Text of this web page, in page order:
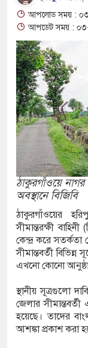
টেকসই
হত্যা মামলার তিন
পাটের দরপতন
নিয়ে অস্থিতিশীলতা
ভাগাভাগি নিয়ে
অভিযানের সময়
কমিটি গঠন
৪ শিশুর মৃত্যু, নতুন
পুলিশিং সভা
কেজি গাঁজাসহ মাদক
আপলোড সময় :
আপডেট সময় :
ঠাকুরগাঁওয়ে নাগর
অবস্থানে বিজিবি
ঠাকুরগাঁওয়ের
সীমান্তরক্ষী
কেন্দ্র করে সতর্কতা
সীমান্তবর্তী
এখনো কোনো
স্থানীয় সূত্রগুলো
জেলার
হয়েছে। তাদের
আশঙ্কা প্রকাশ করা